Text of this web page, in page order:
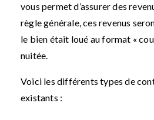
vous permet d’assurer des
règle générale, ces revenus
le bien était loué au format «
nuitée.
Voici les différents types de
existants :